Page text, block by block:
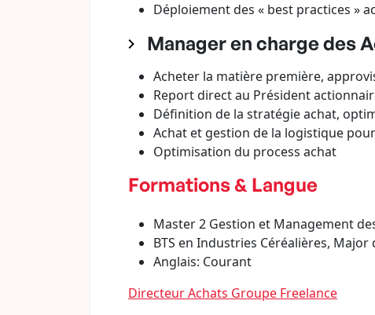
Déploiement des « best practices »
Manager en charge des
Acheter la matière première,
Report direct au Président
Définition de la stratégie achat,
Achat et gestion de la logistique
Optimisation du process achat
Formations & Langue
Master 2 Gestion et Management
BTS en Industries Céréalières,
Anglais: Courant
Directeur Achats Groupe Freelance